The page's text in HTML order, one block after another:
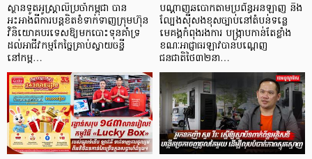
ស្ថានទូតអូស្ត្រាលីប្រចាំកម្ពុជា បាន
អះអាងពីការបន្តខិតខំទាក់ទាញក្រុមហ៊ុន
វិនិយោគបរទេសឱ្យមកបោះទុនគាំទ្រ
ដល់អាជីវកម្មកែច្នៃគ្រាប់ស្វាយចន្ទី
នៅកម្ព…
បណ្តាញឆបោកតាមប្រព័ន្ធអនឡាញ និង
ល្បែងស៊ីសងខុសច្បាប់នៅតំបន់ទន្លេ
មេគង្គកំពុងរងការ បង្ក្រាប​កាន់តែខ្លាំង
ខណៈអាជ្ញាធរឡាវបានបណ្តេញ
ជនជាតិថៃ៣២នា…